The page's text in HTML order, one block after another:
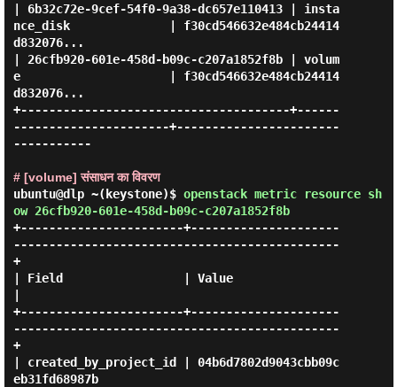
| 6b32c72e-9cef-54f0-9a38-dc657e110413 | insta
nce_disk              | f30cd546632e484cb24414
d832076...
| 26cfb920-601e-458d-b09c-c207a1852f8b | volum
e                     | f30cd546632e484cb24414
d832076...
+--------------------------------------+------
----------------------+-----------------------
-----------
# [volume] संसाधन का विवरण
ubuntu@dlp ~(keystone)$ openstack metric resource sh
ow 26cfb920-601e-458d-b09c-c207a1852f8b
+-----------------------+---------------------
----------------------------------------------
+
| Field                 | Value
+-----------------------+---------------------
----------------------------------------------
+
| created_by_project_id | 04b6d7802d9043cbb09c
eb31fd68987b